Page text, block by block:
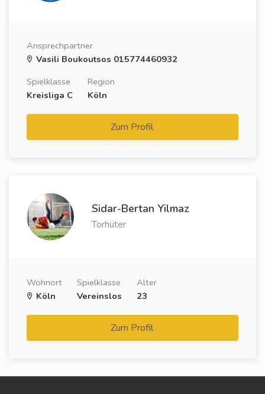
Ansprechpartner
Vasili Boukoutsos 015774460932
Spielklasse
Kreisliga C
Region
Köln
Zum Profil
Sidar-Bertan Yilmaz
Torhüter
Wohnort
Köln
Spielklasse
Vereinslos
Alter
23
Zum Profil